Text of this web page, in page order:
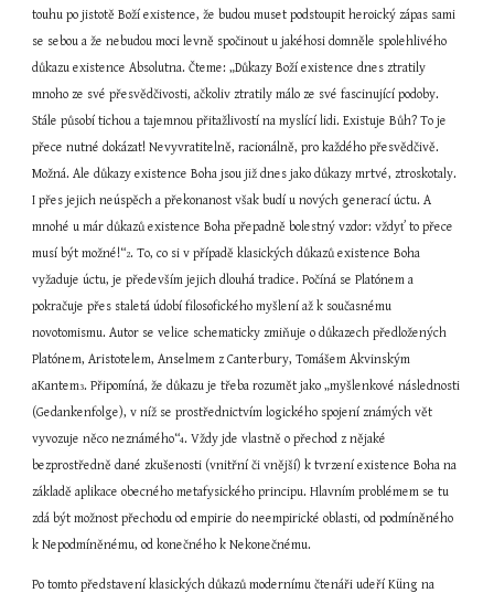
touhu po jistotě Boží existence, že budou muset podstoupit heroický zápas sami
se sebou a že nebudou moci levně spočinout u jakéhosi domněle spolehlivého
důkazu existence Absolutna. Čteme: „Důkazy Boží existence dnes ztratily
mnoho ze své přesvědčivosti, ačkoliv ztratily málo ze své fascinující podoby.
Stále působí tichou a tajemnou přitažlivostí na myslící lidi. Existuje Bůh? To je
přece nutné dokázat! Nevyvratitelně, racionálně, pro každého přesvědčivě.
Možná. Ale důkazy existence Boha jsou již dnes jako důkazy mrtvé, ztroskotaly.
I přes jejich neúspěch a překonanost však budí u nových generací úctu. A
mnohé u már důkazů existence Boha přepadně bolestný vzdor: vždyť to přece
musí být možné!“2. To, co si v případě klasických důkazů existence Boha
vyžaduje úctu, je především jejich dlouhá tradice. Počíná se Platónem a
pokračuje přes staletá údobí filosofického myšlení až k současnému
novotomismu. Autor se velice schematicky zmiňuje o důkazech předložených
Platónem, Aristotelem, Anselmem z Canterbury, Tomášem Akvinským
aKantem3. Připomíná, že důkazu je třeba rozumět jako „myšlenkové následnosti
(Gedankenfolge), v níž se prostřednictvím logického spojení známých vět
vyvozuje něco neznámého“4. Vždy jde vlastně o přechod z nějaké
bezprostředně dané zkušenosti (vnitřní či vnější) k tvrzení existence Boha na
základě aplikace obecného metafysického principu. Hlavním problémem se tu
zdá být možnost přechodu od empirie do neempirické oblasti, od podmíněného
k Nepodmíněnému, od konečného k Nekonečnému.
Po tomto představení klasických důkazů modernímu čtenáři udeří Küng na